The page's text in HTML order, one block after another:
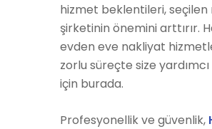
hizmet beklentileri, seçilen
şirketinin önemini arttırır.
evden eve nakliyat
zorlu süreçte size
için burada.
Profesyonellik ve güvenlik,